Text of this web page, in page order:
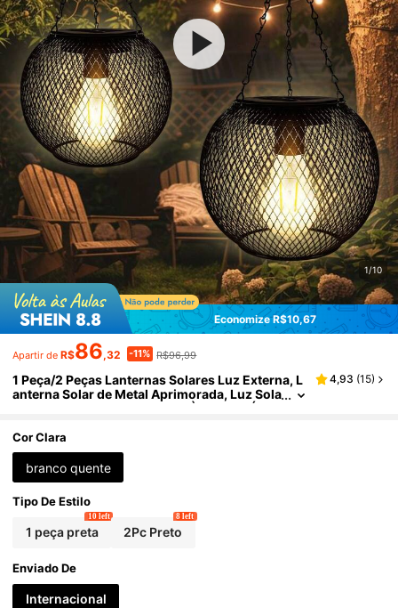
1/10
Economize R$10,67
Apartir de R$86,32 -11% R$96,99
1 Peça/2 Peças Lanternas Solares Luz Externa, L
anterna Solar de Metal Aprimorada, Luz Sola
r Pendurada Mais Brilhante e À Prova d'Águ
ecoração de Quintal, Jardim, Pátio e Caminho
4,93 (15)
Cor Clara
branco quente
Tipo De Estilo
1 peça preta
10 left
2Pc Preto
8 left
Enviado De
Internacional